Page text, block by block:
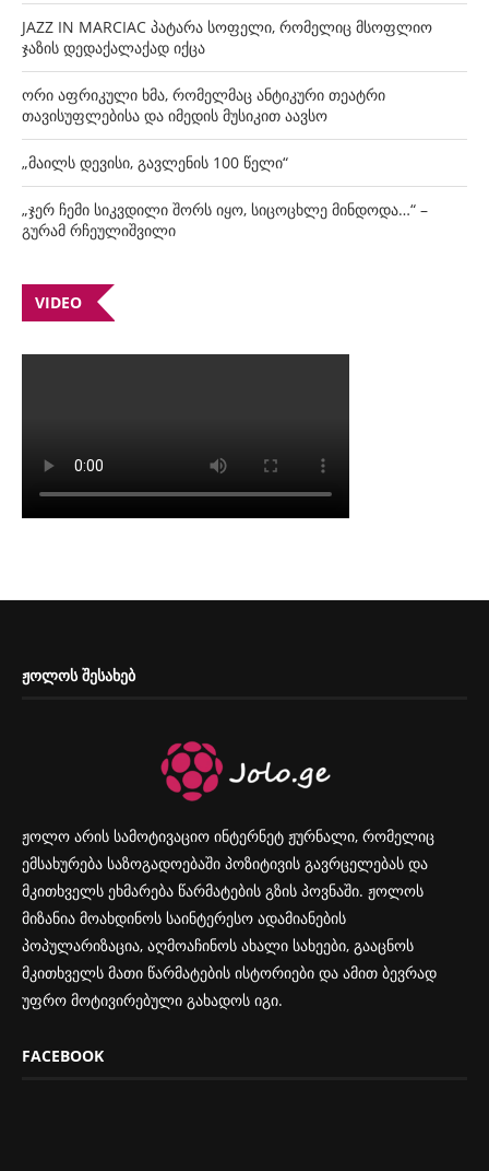
JAZZ IN MARCIAC პატარა სოფელი, რომელიც მსოფლიო
ჯაზის დედაქალაქად იქცა
ორი აფრიკული ხმა, რომელმაც ანტიკური თეატრი
თავისუფლებისა და იმედის მუსიკით აავსო
„მაილს დევისი, გავლენის 100 წელი“
„ჯერ ჩემი სიკვდილი შორს იყო, სიცოცხლე მინდოდა…“ –
გურამ რჩეულიშვილი
VIDEO
ᲟᲝᲚᲝᲡ ᲨᲔᲡᲐᲮᲔᲑ
ჟოლო არის სამოტივაციო ინტერნეტ ჟურნალი, რომელიც
ემსახურება საზოგადოებაში პოზიტივის გავრცელებას და
მკითხველს ეხმარება წარმატების გზის პოვნაში. ჟოლოს
მიზანია მოახდინოს საინტერესო ადამიანების
პოპულარიზაცია, აღმოაჩინოს ახალი სახეები, გააცნოს
მკითხველს მათი წარმატების ისტორიები და ამით ბევრად
უფრო მოტივირებული გახადოს იგი.
FACEBOOK